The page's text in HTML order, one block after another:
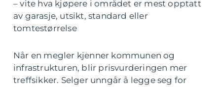
– vite hva kjøpere i området er mest opptatt
av garasje, utsikt, standard eller
tomtestørrelse
Når en megler kjenner kommunen og
infrastrukturen, blir prisvurderingen mer
treffsikker. Selger unngår å legge seg for